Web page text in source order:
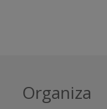
Organiza